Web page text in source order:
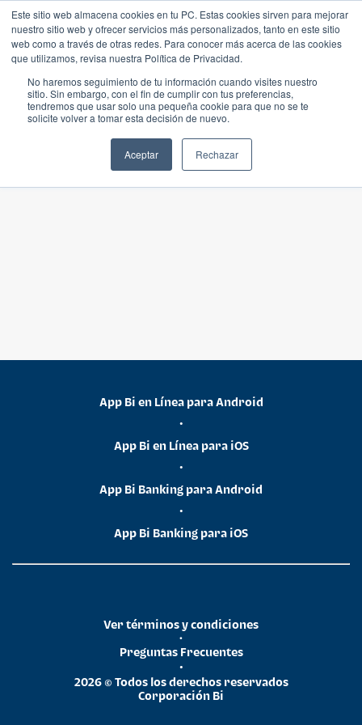
Este sitio web almacena cookies en tu PC. Estas cookies sirven para mejorar
nuestro sitio web y ofrecer servicios más personalizados, tanto en este sitio
web como a través de otras redes. Para conocer más acerca de las cookies
que utilizamos, revisa nuestra Política de Privacidad.
No haremos seguimiento de tu información cuando visites nuestro
sitio. Sin embargo, con el fin de cumplir con tus preferencias,
tendremos que usar solo una pequeña cookie para que no se te
solicite volver a tomar esta decisión de nuevo.
Aceptar Rechazar
App Bi en Línea para Android
•
App Bi en Línea para iOS
•
App Bi Banking para Android
•
App Bi Banking para iOS
2026 © Todos los derechos reservados
Corporación Bi
•
Preguntas Frecuentes
•
Ver términos y condiciones